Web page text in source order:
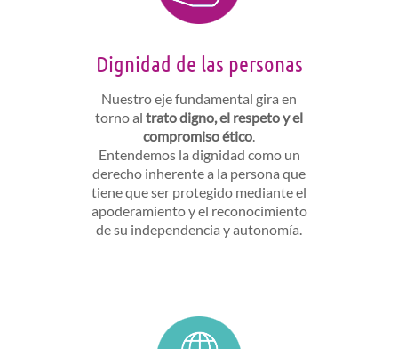
Dignidad de las personas
Nuestro eje fundamental gira en
torno al trato digno, el respeto y el
compromiso ético.
Entendemos la dignidad como un
derecho inherente a la persona que
tiene que ser protegido mediante el
apoderamiento y el reconocimiento
de su independencia y autonomía.